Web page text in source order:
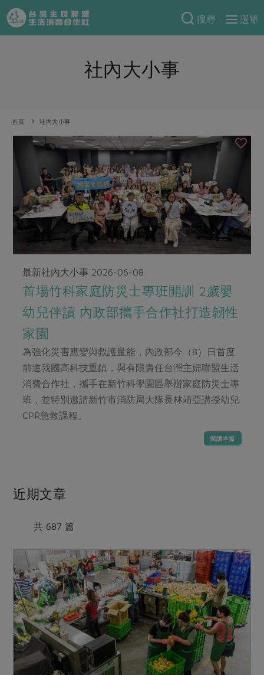
搜尋
選單
產品分類
奶蛋豆・五穀
乳製品
豆製品 米麵雜糧
肉品・水產
畜產肉類 水產
水畜加工品
休閒零嘴 沖泡飲品
保健食品
居家好物
日用品
優惠專區
素食專區
樂齡友善
米食
常備菜
蔬食
蛋料理
料理方式
烘焙．點心
醬料
湯品．鍋物
漬物
涼拌沙拉
飲品
年菜食譜
養身食補
高麗菜海鮮煎餅
把最好的台灣味帶回家！
防災用品預購圓滿結束
2026年端午節預購圓滿結束
更多預購活動
當季產品
傳到心坎裡，誠心又澎派
合作25-經典快閃最後一週
合作25-精選產品第四彈
更多當季產品
議題活動
主婦聯盟X樂齡網特約優惠案
主婦食堂 一籃菜真心話
社內大小事 合作聯合國
產品故事 生活提案
樂齡生活
廚房瑜伽
減硝酸鹽
非基改運動 支持本土農糧
廢核運動 能源議題
減添加物 減塑減廢
公益金
綠主張月刊
典藏閱覽室
關於合作社
認識合作社
關於我們
員工與求才
產品檢驗
自主把關
檢驗報告
硝酸鹽檢驗
社員權益
媒體報導
下載專區
地區活動
社務會議 地區活動
活動報下載
重要公告
社內大小事
首頁 社內大小事
最新社內大小事 2026-06-08
首場竹科家庭防災士專班開訓 2歲嬰
幼兒伴讀 內政部攜手合作社打造韌性
家園
為強化災害應變與救護量能，內政部今（8）日首度
前進我國高科技重鎮，與有限責任台灣主婦聯盟生活
消費合作社，攜手在新竹科學園區舉辦家庭防災士專
班，並特別邀請新竹市消防局大隊長林靖亞講授幼兒
CPR急救課程。
閱讀本篇
近期文章
共 687 篇